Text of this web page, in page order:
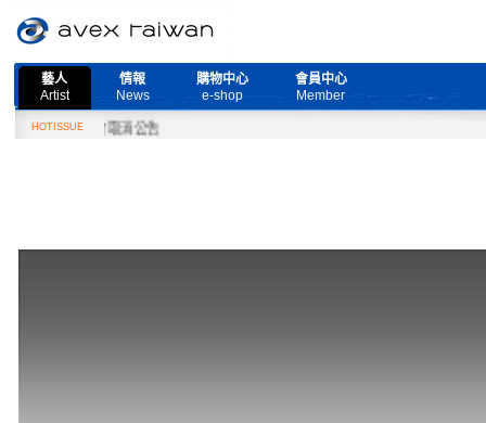
藝人
Artist
情報
News
購物中心
e-shop
會員中心
Member
HOTISSUE
唱會取消公告